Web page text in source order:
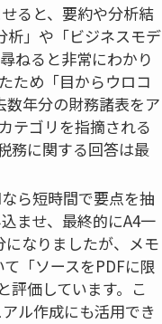
ると、要約や分析結
析」や「ビジネスモデ
ねると非常にわかり
ため「目からウロコ
年分の財務諸表をア
テゴリを指摘される
務に関する回答は最
ら短時間で要点を抽
ませ、最終的にA4一
なりましたが、メモ
「ソースをPDFに限
評価しています。こ
ル作成にも活用でき